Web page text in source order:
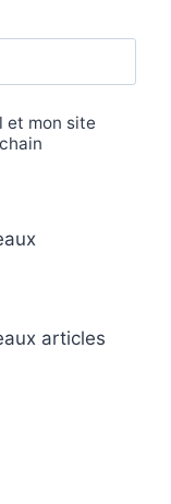
et mon site
articles